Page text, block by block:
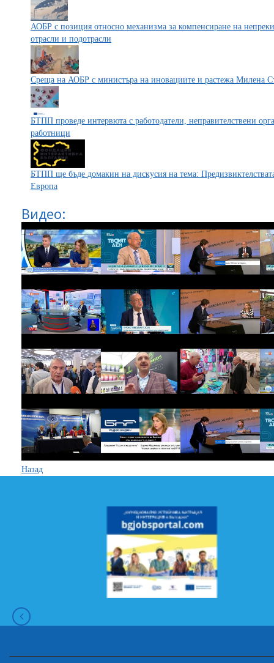
АОБР с позиция относно механизма за компенсиране на
отрасли и подотрасли
Среща на АОБР с министъра на иновациите и растежа Милена
БТПП проведе интервюта с работодатели, неправителствени
работници
БТПП ще бъде домакин на дискусия на тема:
Европа
Видео:
Назад